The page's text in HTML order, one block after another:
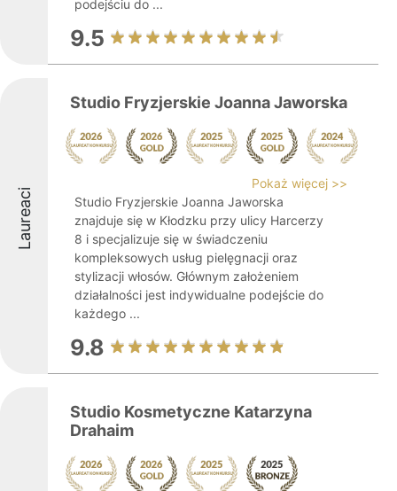
podejściu do ...
9.5
Laureaci
Studio Fryzjerskie Joanna Jaworska
Pokaż więcej >>
Studio Fryzjerskie Joanna Jaworska
znajduje się w Kłodzku przy ulicy Harcerzy
8 i specjalizuje się w świadczeniu
kompleksowych usług pielęgnacji oraz
stylizacji włosów. Głównym założeniem
działalności jest indywidualne podejście do
każdego ...
9.8
Studio Kosmetyczne Katarzyna
Drahaim